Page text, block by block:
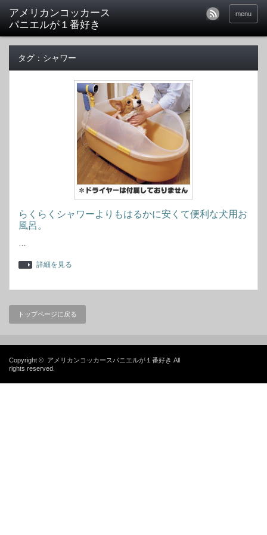
アメリカンコッカース
パニエルが１番好き
menu
タグ：シャワー
らくらくシャワーよりもはるかに安くて便利な犬用お
風呂。
…
詳細を見る
トップページに戻る
Copyright © アメリカンコッカースパニエルが１番好き All
rights reserved.